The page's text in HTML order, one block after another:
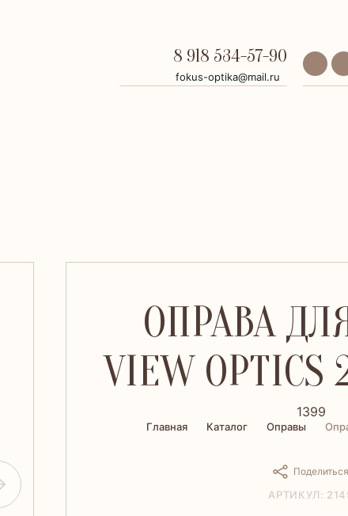
8 918 534-57-90
fokus-optika@mail.ru
ОПРАВА
VIEW OPTICS
1399
Главная Каталог Оправы
Поделиться
АРТИКУЛ: